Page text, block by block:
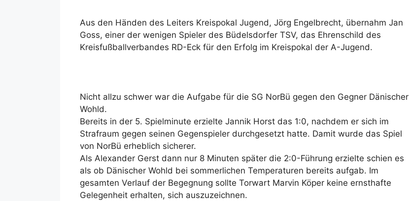
Aus den Händen des Leiters Kreispokal Jugend, Jörg Engelbrecht, übernahm Jan
Goss, einer der wenigen Spieler des Büdelsdorfer TSV, das Ehrenschild des
Kreisfußballverbandes RD-Eck für den Erfolg im Kreispokal der A-Jugend.
Nicht allzu schwer war die Aufgabe für die SG NorBü gegen den Gegner Dänischer
Wohld.
Bereits in der 5. Spielminute erzielte Jannik Horst das 1:0, nachdem er sich im
Strafraum gegen seinen Gegenspieler durchgesetzt hatte. Damit wurde das Spiel
von NorBü erheblich sicherer.
Als Alexander Gerst dann nur 8 Minuten später die 2:0-Führung erzielte schien es
als ob Dänischer Wohld bei sommerlichen Temperaturen bereits aufgab. Im
gesamten Verlauf der Begegnung sollte Torwart Marvin Köper keine ernsthafte
Gelegenheit erhalten, sich auszuzeichnen.